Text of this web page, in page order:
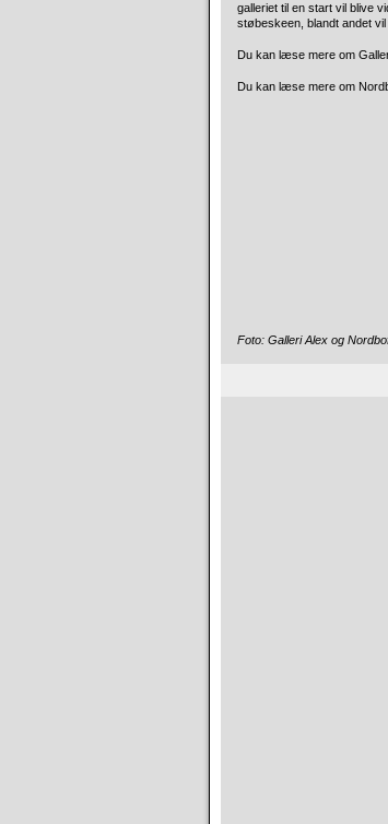
galleriet til en start vil blive
støbeskeen, blandt andet
Du kan læse mere om
Du kan læse mere om
Foto: Galleri Alex og